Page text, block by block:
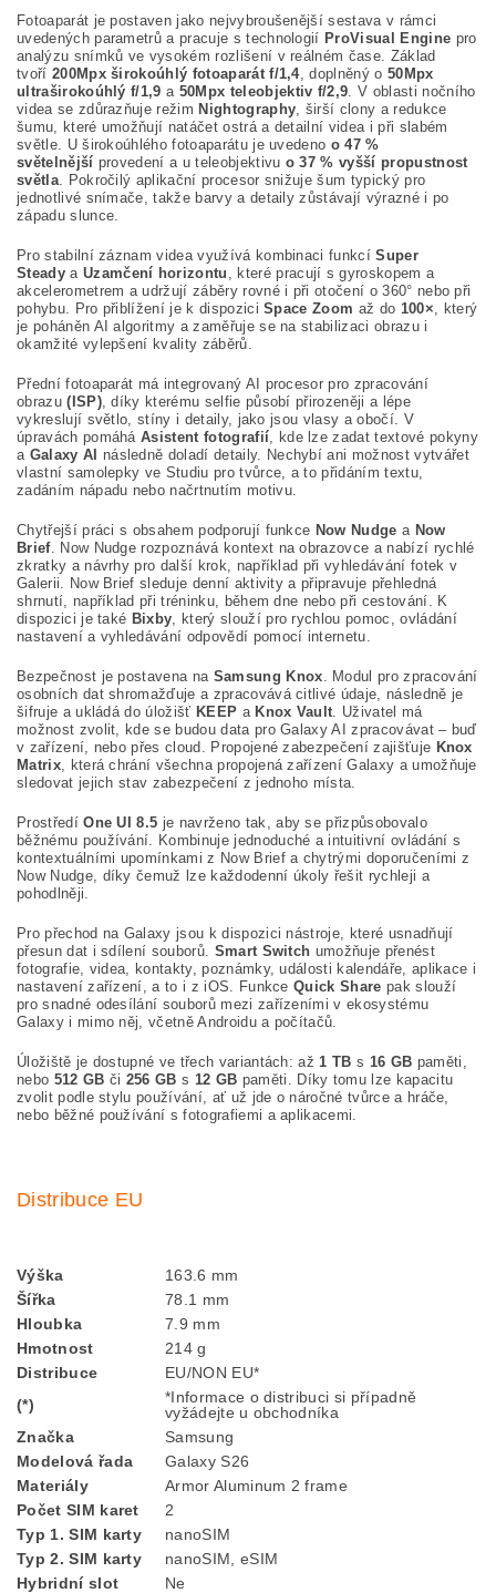
Fotoaparát je postaven jako nejvybroušenější sestava v rámci
uvedených parametrů a pracuje s technologií ProVisual Engine pro
analýzu snímků ve vysokém rozlišení v reálném čase. Základ
tvoří 200Mpx širokoúhlý fotoaparát f/1,4, doplněný o 50Mpx
ultraširokoúhlý f/1,9 a 50Mpx teleobjektiv f/2,9 . V oblasti nočního
videa se zdůrazňuje režim Nightography , širší clony a redukce
šumu, které umožňují natáčet ostrá a detailní videa i při slabém
světle. U širokoúhlého fotoaparátu je uvedeno o 47 %
světelnější provedení a u teleobjektivu o 37 % vyšší propustnost
světla. Pokročilý aplikační procesor snižuje šum typický pro
jednotlivé snímače, takže barvy a detaily zůstávají výrazné i po
západu slunce.
Pro stabilní záznam videa využívá kombinaci funkcí Super
Steady a Uzamčení horizontu
, které pracují s gyroskopem a
akcelerometrem a udržují záběry rovné i při otočení o 360° nebo při
pohybu. Pro přiblížení je k dispozici Space Zoom až do 100× , který
je poháněn AI algoritmy a zaměřuje se na stabilizaci obrazu i
okamžité vylepšení kvality záběrů.
Přední fotoaparát má integrovaný AI procesor pro zpracování
obrazu (ISP), díky kterému selfie působí přirozeněji a lépe
vykreslují světlo, stíny i detaily, jako jsou vlasy a obočí. V
úpravách pomáhá Asistent fotografií , kde lze zadat textové pokyny
a Galaxy AI
následně doladí detaily. Nechybí ani možnost vytvářet
vlastní samolepky ve Studiu pro tvůrce, a to přidáním textu,
zadáním nápadu nebo načrtnutím motivu.
Chytřejší práci s obsahem podporují funkce Now Nudge a Now
Brief. Now Nudge rozpoznává kontext na obrazovce a nabízí rychlé
zkratky a návrhy pro další krok, například při vyhledávání fotek v
Galerii. Now Brief sleduje denní aktivity a připravuje přehledná
shrnutí, například při tréninku, během dne nebo při cestování. K
dispozici je také Bixby , který slouží pro rychlou pomoc, ovládání
nastavení a vyhledávání odpovědí pomocí internetu.
Bezpečnost je postavena na Samsung Knox . Modul pro zpracování
osobních dat shromažďuje a zpracovává citlivé údaje, následně je
šifruje a ukládá do úložišť KEEP a Knox Vault . Uživatel má
možnost zvolit, kde se budou data pro Galaxy AI zpracovávat – buď
v zařízení, nebo přes cloud. Propojené zabezpečení zajišťuje Knox
Matrix, která chrání všechna propojená zařízení Galaxy a umožňuje
sledovat jejich stav zabezpečení z jednoho místa.
Prostředí One UI 8.5 je navrženo tak, aby se přizpůsobovalo
běžnému používání. Kombinuje jednoduché a intuitivní ovládání s
kontextuálními upomínkami z Now Brief a chytrými doporučeními z
Now Nudge, díky čemuž lze každodenní úkoly řešit rychleji a
pohodlněji.
Pro přechod na Galaxy jsou k dispozici nástroje, které usnadňují
přesun dat i sdílení souborů. Smart Switch umožňuje přenést
fotografie, videa, kontakty, poznámky, události kalendáře, aplikace i
nastavení zařízení, a to i z iOS. Funkce Quick Share pak slouží
pro snadné odesílání souborů mezi zařízeními v ekosystému
Galaxy i mimo něj, včetně Androidu a počítačů.
Úložiště je dostupné ve třech variantách: až 1 TB s 16 GB paměti,
nebo 512 GB či 256 GB s 12 GB paměti. Díky tomu lze kapacitu
zvolit podle stylu používání, ať už jde o náročné tvůrce a hráče,
nebo běžné používání s fotografiemi a aplikacemi.
Distribuce EU
Výška
163.6 mm
Šířka
78.1 mm
Hloubka
7.9 mm
Hmotnost
214 g
Distribuce
EU/NON EU*
(*)
*Informace o distribuci si případně
vyžádejte u obchodníka
Značka
Samsung
Modelová řada
Galaxy S26
Materiály
Armor Aluminum 2 frame
Počet SIM karet
2
Typ 1. SIM karty
nanoSIM
Typ 2. SIM karty
nanoSIM, eSIM
Hybridní slot
Ne